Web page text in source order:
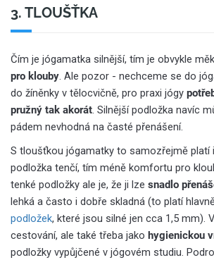
3. TLOUŠŤKA
Čím je jógamatka silnější, tím je obvykle
pro klouby. Ale pozor - nechceme se do
do žíněnky v tělocvičně, pro praxi jógy
pružný tak akorát. Silnější podložka navíc
pádem nevhodná na časté přenášení.
S tloušťkou jógamatky to samozřejmě platí
podložka tenčí, tím méně komfortu pro
tenké podložky ale je, že ji lze snadlo
lehká a často i dobře skladná (to platí
podložek, které jsou silné jen cca 1,5 mm).
cestování, ale také třeba jako hygienickou
podložky vypůjčené v jógovém studiu.